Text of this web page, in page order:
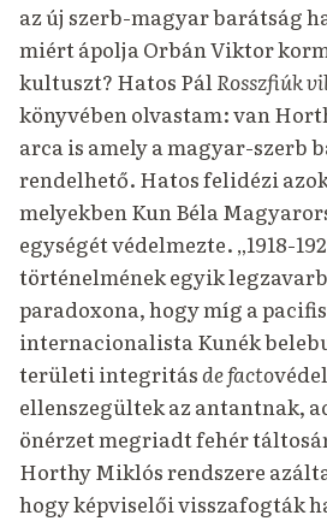
az új szerb-magyar barátság
miért ápolja Orbán Viktor
kultuszt? Hatos PálRosszfiúk
könyvében olvastam: van
arca is amely a magyar-szerb
rendelhető. Hatos felidézi
melyekben Kun Béla
egységét védelmezte. „1918-
történelmének egyik
paradoxona, hogy míg a
internacionalista Kunék
területi integritásde facto
ellenszegültek az antantnak,
önérzet megriadt fehér
Horthy Miklós rendszere
hogy képviselői visszafogták